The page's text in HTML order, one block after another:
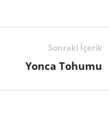
Sonraki İçerik
Yonca Tohumu